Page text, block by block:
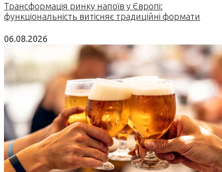
Трансформація ринку напоїв у Європі:
функціональність витісняє традиційні формати
06.08.2026